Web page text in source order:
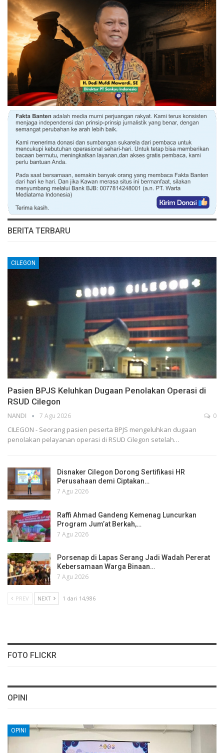
BERITA TERBARU
CILEGON
Pasien BPJS Keluhkan Dugaan Penolakan Operasi di
RSUD Cilegon
NANDI 7 Agu 2026 0
CILEGON - Seorang pasien peserta BPJS mengeluhkan dugaan
penolakan pelayanan operasi di RSUD Cilegon setelah…
Disnaker Cilegon Dorong Sertifikasi HR
Perusahaan demi Ciptakan…
7 Agu 2026
Raffi Ahmad Gandeng Kemenag Luncurkan
Program Jum’at Berkah,…
7 Agu 2026
Porsenap di Lapas Serang Jadi Wadah Pererat
Kebersamaan Warga Binaan…
7 Agu 2026
PREV NEXT 1 dari 14,986
FOTO FLICKR
OPINI
OPINI